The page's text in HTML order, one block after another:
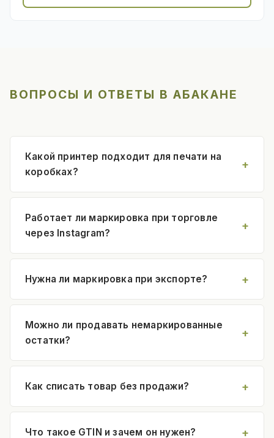
ВОПРОСЫ И ОТВЕТЫ В АБАКАНЕ
Какой принтер подходит для печати на
коробках?
Работает ли маркировка при торговле
через Instagram?
Нужна ли маркировка при экспорте?
Можно ли продавать немаркированные
остатки?
Как списать товар без продажи?
Что такое GTIN и зачем он нужен?